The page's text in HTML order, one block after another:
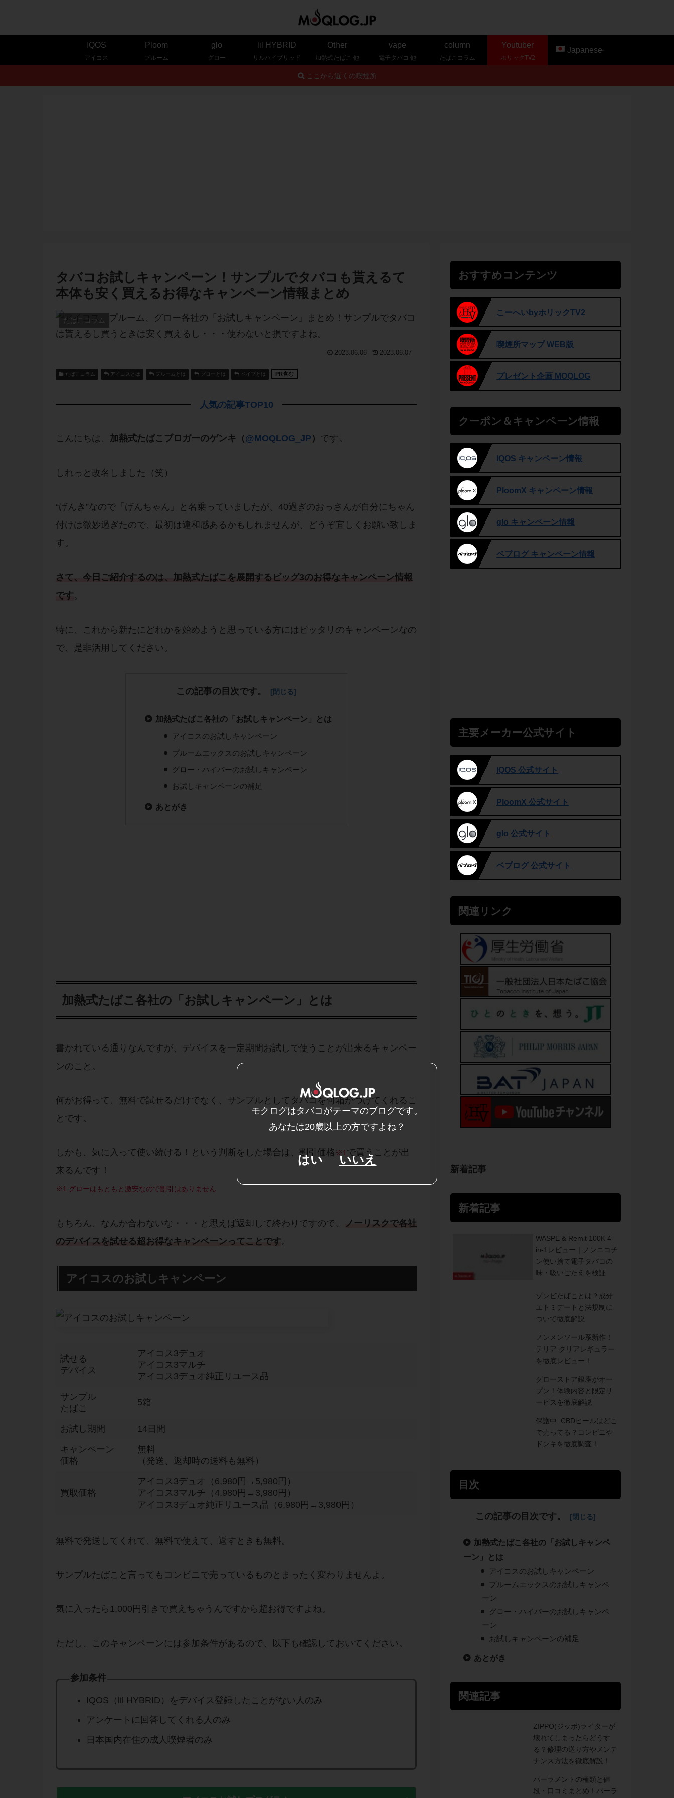
IQOS
アイコス
Ploom
プルーム
glo
グロー
lil HYBRID
リルハイブリッド
Other
加熱式たばこ 他
vape
電子タバコ 他
column
たばこコラム
Youtuber
ホリックTV2
Japanese
ここから近くの喫煙所
タバコお試しキャンペーン！サンプルでタバコも貰えるて
本体も安く買えるお得なキャンペーン情報まとめ
たばこコラム
2023.06.06 2023.06.07
たばこコラム アイコスとは プルームとは グローとは ベイプとは PR含む
人気の記事TOP10
こんにちは、 加熱式たばこブロガーのゲンキ（@MOQLOG_JP ） です。
しれっと改名しました（笑）
“げんき”なので「げんちゃん」と名乗っていましたが、40過ぎのおっさんが自分にちゃん
付けは微妙過ぎたので、最初は違和感あるかもしれませんが、どうぞ宜しくお願い致しま
す。
さて、今日ご紹介するのは、 加熱式たばこ を展開する ビッグ3のお得なキャンペーン情報
です 。
特に、これから新たにどれかを始めようと思っている方にはピッタリのキャンペーンなの
で、是非活用してください。
この記事の目次です。
加熱式たばこ各社の「お試しキャンペーン」とは
アイコスのお試しキャンペーン
プルームエックスのお試しキャンペーン
グロー・ハイパーのお試しキャンペーン
お試しキャンペーンの補足
あとがき
加熱式たばこ各社の「お試しキャンペーン」とは
書かれている通りなんですが、デバイスを一定期間お試しで使うことが出来るキャンペー
ンのこと。
何がお得って、無料で試せるだけでなく、サンプルとしてタバコを何箱かつけてくれるこ
とです。
しかも、気に入って使い続ける！という判断をした場合は、割引価格※1で買うことが出
来るんです！
※1 グローはもともと激安なので割引はありません
もちろん、なんか合わないな・・・と思えば返却して終わりですので、
ノーリスクで各社
のデバイスを試せる超お得なキャンペーンってことです 。
アイコスのお試しキャンペーン
試せる
デバイス
アイコス3デュオ
アイコス3マルチ
アイコス3デュオ純正リユース品
サンプル
たばこ
5箱
お試し期間 14日間
キャンペーン
価格
無料
（発送、返却時の送料も無料）
買取価格
アイコス3デュオ（6,980円→5,980円）
アイコス3マルチ（4,980円→3,980円）
アイコス3デュオ純正リユース品（6,980円→3,980円）
無料で発送してくれて、無料で使えて、返すときも無料。
サンプルたばこと言ってもコンビニで売っているものとまったく変わりませんよ。
気に入ったら1,000円引きで買えちゃうんですから超お得ですよね。
ただし、このキャンペーンには参加条件があるので、以下も確認しておいてください。
参加条件
IQOS（lil HYBRID）をデバイス登録したことがない人のみ
アンケートに回答してくれる人のみ
日本国内在住の成人喫煙者のみ
おすすめコンテンツ
こーへいbyホリックTV2
喫煙所マップ WEB版
プレゼント企画 MOQLOG
クーポン＆キャンペーン情報
IQOS キャンペーン情報
PloomX キャンペーン情報
glo キャンペーン情報
ベプログ キャンペーン情報
主要メーカー公式サイト
IQOS 公式サイト
PloomX 公式サイト
glo 公式サイト
ベプログ 公式サイト
関連リンク
新着記事
新着記事
WASPE & Remit 100K 4-
in-1レビュー｜ノンニコチ
ン使い捨て電子タバコの
味・吸いごたえを検証
ゾンビたばことは？成分
エトミデートと法規制に
ついて徹底解説
ノンメンソール系新作！
テリア クリアレギュラー
を徹底レビュー！
グローストア銀座がオー
プン！体験内容と限定サ
ービスを徹底解説
保護中: CBDヒールはどこ
で売ってる？コンビニや
ドンキを徹底調査！
目次
この記事の目次です。
加熱式たばこ各社の「お試しキャンペ
ーン」とは
アイコスのお試しキャンペーン
プルームエックスのお試しキャンペ
ーン
グロー・ハイパーのお試しキャンペ
ーン
お試しキャンペーンの補足
あとがき
関連記事
ZIPPO(ジッポ)ライターが
壊れてしまったらどうす
る？修理の送り方やメンテ
ナンス方法を徹底解説！
パーラメントの種類と値
段・口コミまとめ！パーラ
モクログはタバコがテーマのブログです。
あなたは20歳以上の方ですよね？
はい いいえ